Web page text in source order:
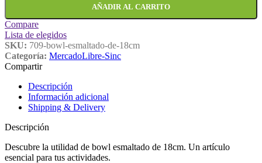
AÑADIR AL CARRITO
Compare
Lista de elegidos
SKU: 709-bowl-esmaltado-de-18cm
Categoría: MercadoLibre-Sinc
Compartir
Descripción
Información adicional
Shipping & Delivery
Descripción
Descubre la utilidad de bowl esmaltado de 18cm. Un artículo
esencial para tus actividades.